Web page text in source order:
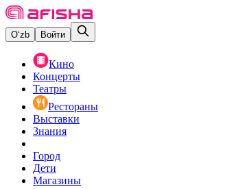
O‘zb Войти
Кино
Концерты
Театры
Рестораны
Выставки
Знания
Город
Дети
Магазины